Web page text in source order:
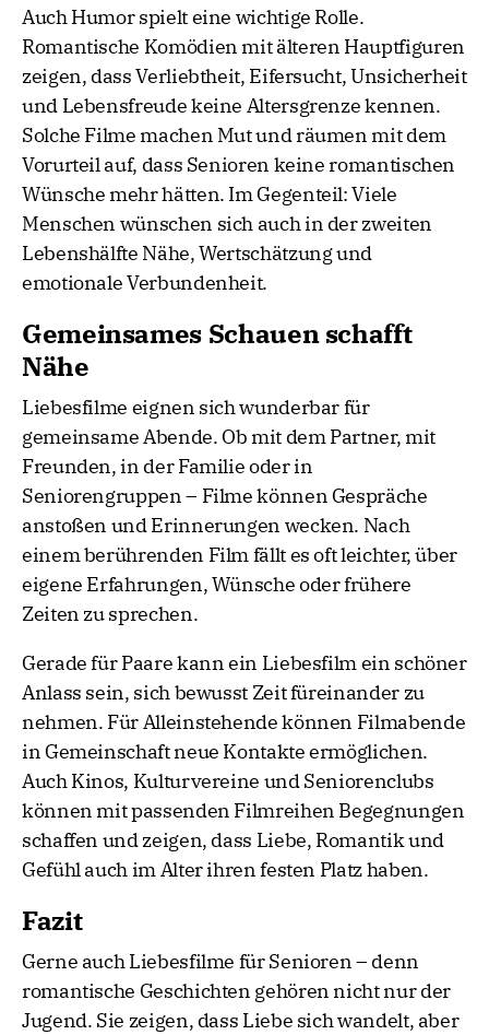
Auch Humor spielt eine wichtige Rolle.
Romantische Komödien mit älteren Hauptfiguren
zeigen, dass Verliebtheit, Eifersucht, Unsicherheit
und Lebensfreude keine Altersgrenze kennen.
Solche Filme machen Mut und räumen mit dem
Vorurteil auf, dass Senioren keine romantischen
Wünsche mehr hätten. Im Gegenteil: Viele
Menschen wünschen sich auch in der zweiten
Lebenshälfte Nähe, Wertschätzung und
emotionale Verbundenheit.
Gemeinsames Schauen schafft
Nähe
Liebesfilme eignen sich wunderbar für
gemeinsame Abende. Ob mit dem Partner, mit
Freunden, in der Familie oder in
Seniorengruppen – Filme können Gespräche
anstoßen und Erinnerungen wecken. Nach
einem berührenden Film fällt es oft leichter, über
eigene Erfahrungen, Wünsche oder frühere
Zeiten zu sprechen.
Gerade für Paare kann ein Liebesfilm ein schöner
Anlass sein, sich bewusst Zeit füreinander zu
nehmen. Für Alleinstehende können Filmabende
in Gemeinschaft neue Kontakte ermöglichen.
Auch Kinos, Kulturvereine und Seniorenclubs
können mit passenden Filmreihen Begegnungen
schaffen und zeigen, dass Liebe, Romantik und
Gefühl auch im Alter ihren festen Platz haben.
Fazit
Gerne auch Liebesfilme für Senioren – denn
romantische Geschichten gehören nicht nur der
Jugend. Sie zeigen, dass Liebe sich wandelt, aber